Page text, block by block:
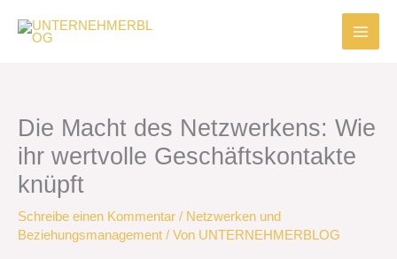
Inhalt
springen
Die Macht des Netzwerkens: Wie
ihr wertvolle Geschäftskontakte
knüpft
Schreibe einen Kommentar / Netzwerken und
Beziehungsmanagement / Von UNTERNEHMERBLOG